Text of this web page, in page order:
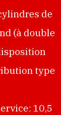
de
(à double
type
10,5